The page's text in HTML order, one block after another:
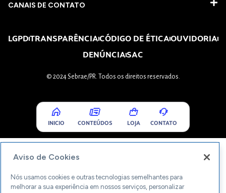
CANAIS DE CONTATO
LGPDTRANSPARÊNCIACÓDIGO DE ÉTICAOUVIDORIA
DENÚNCIASAC
© 2024 Sebrae/PR. Todos os direitos reservados.
INICIO CONTEÚDOS LOJA CONTATO
Aviso de Cookies
Nós usamos cookies e outras tecnologias semelhantes para
melhorar a sua experiência em nossos serviços, personalizar